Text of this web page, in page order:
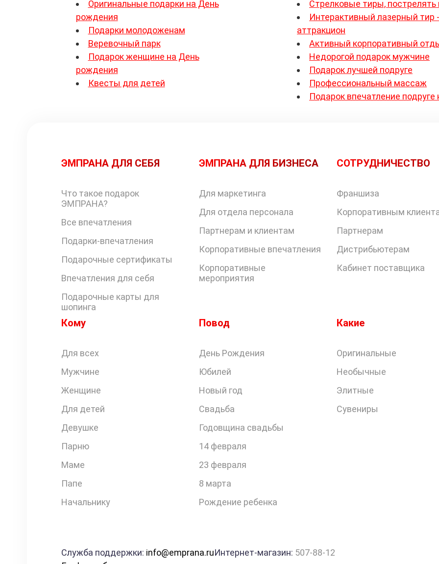
Оригинальные подарки на День
рождения
Подарки молодоженам
Веревочный парк
Подарок женщине на День
рождения
Квесты для детей
Стрелковые тиры, пострелять
Интерактивный лазерный тир
аттракцион
Активный корпоративный
Недорогой подарок мужчине
Подарок лучшей подруге
Профессиональный массаж
Подарок впечатление
ЭМПРАНА ДЛЯ СЕБЯ
Что такое подарок
ЭМПРАНА?
Все впечатления
Подарки-впечатления
Подарочные сертификаты
Впечатления для себя
Подарочные карты для
шопинга
ЭМПРАНА ДЛЯ БИЗНЕСА
Для маркетинга
Для отдела персонала
Партнерам и клиентам
Корпоративные впечатления
Корпоративные
мероприятия
СОТРУДНИЧЕСТВО
Франшиза
Корпоративным
Партнерам
Дистрибьютерам
Кабинет поставщика
Кому
Для всех
Мужчине
Женщине
Для детей
Девушке
Парню
Маме
Папе
Начальнику
Повод
День Рождения
Юбилей
Новый год
Свадьба
Годовщина свадьбы
14 февраля
23 февраля
8 марта
Рождение ребенка
Какие
Оригинальные
Необычные
Элитные
Сувениры
Служба поддержки: info@emprana.ruИнтернет-магазин: 507-88-12